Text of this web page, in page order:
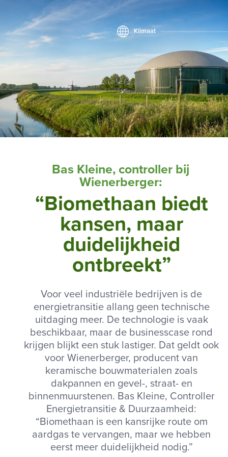
Bas Kleine, controller bij
Wienerberger:
“Biomethaan biedt
kansen, maar
duidelijkheid
ontbreekt”
Voor veel industriële bedrijven is de
energietransitie allang geen technische
uitdaging meer. De technologie is vaak
beschikbaar, maar de businesscase rond
krijgen blijkt een stuk lastiger. Dat geldt ook
voor Wienerberger, producent van
keramische bouwmaterialen zoals
dakpannen en gevel-, straat- en
binnenmuurstenen. Bas Kleine, Controller
Energietransitie & Duurzaamheid:
“Biomethaan is een kansrijke route om
aardgas te vervangen, maar we hebben
eerst meer duidelijkheid nodig.”
Klimaat